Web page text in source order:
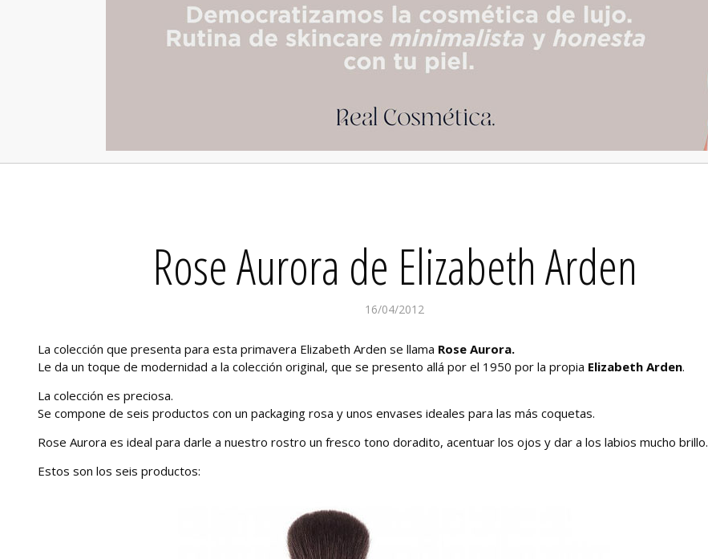
Rose Aurora de Elizabeth Arden
16/04/2012
La colección que presenta para esta primavera Elizabeth Arden se llama Rose Aurora.
Le da un toque de modernidad a la colección original, que se presento allá por el 1950 por la propia Elizabeth Arden.
La colección es preciosa.
Se compone de seis productos con un packaging rosa y unos envases ideales para las más coquetas.
Rose Aurora es ideal para darle a nuestro rostro un fresco tono doradito, acentuar los ojos y dar a los labios mucho brillo.
Estos son los seis productos: